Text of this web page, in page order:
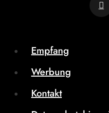
Empfang
Werbung
Kontakt